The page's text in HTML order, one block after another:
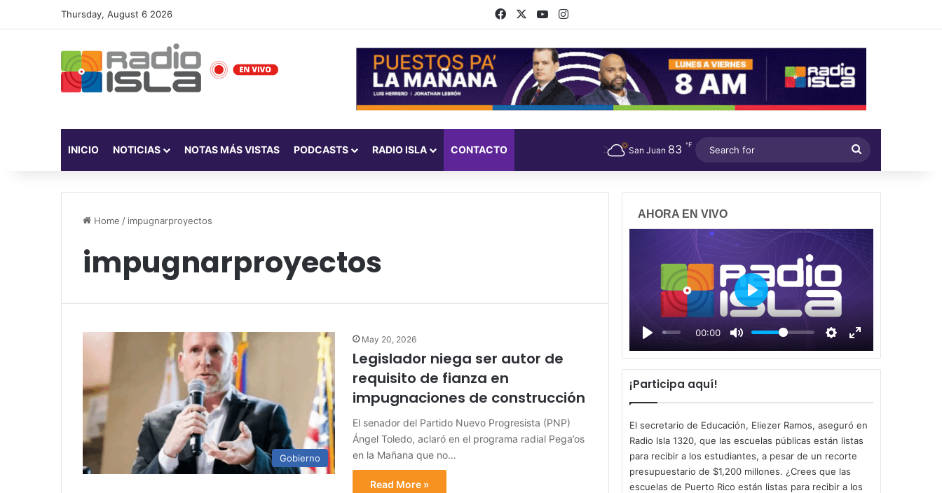
Thursday, August 6 2026 FacebookYouTubeInstagram
INICIO NOTICIAS NOTAS MÁS VISTAS PODCASTS RADIO ISLA CONTACTO San Juan 83 ℉
for
Home / impugnarproyectos
impugnarproyectos
Gobierno
May 20, 2026
Legislador niega ser autor de
requisito de fianza en
impugnaciones de construcción
El senador del Partido Nuevo Progresista (PNP)
Ángel Toledo, aclaró en el programa radial Pega’os
en la Mañana que no…
Read More »
AHORA EN VIVO
00:00
P
l
a
y
¡Participa aquí!
El secretario de Educación, Eliezer Ramos, aseguró en
Radio Isla 1320, que las escuelas públicas están listas
para recibir a los estudiantes, a pesar de un recorte
presupuestario de $1,200 millones. ¿Crees que las
escuelas de Puerto Rico están listas para recibir a los